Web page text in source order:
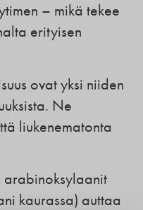
– mikä tekee
erityisen
ovat yksi niiden
Ne
liukenematonta
arabinoksylaanit
kaurassa) auttaa